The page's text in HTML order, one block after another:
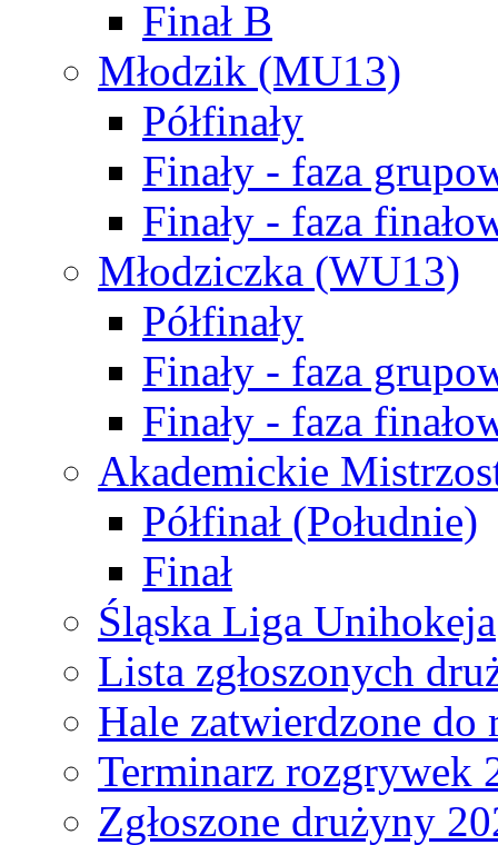
Finał B
Młodzik (MU13)
Półfinały
Finały - faza
Finały - faza
Młodziczka (WU13)
Półfinały
Finały - faza
Finały - faza
Akademickie
Półfinał (Południe)
Finał
Śląska Liga Unihokeja
Lista zgłoszonych
Hale zatwierdzone do
Terminarz rozgrywek
Zgłoszone drużyny